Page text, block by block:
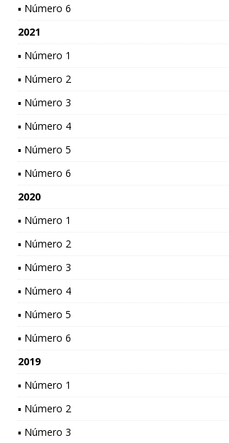
▪ Número 6
2021
▪ Número 1
▪ Número 2
▪ Número 3
▪ Número 4
▪ Número 5
▪ Número 6
2020
▪ Número 1
▪ Número 2
▪ Número 3
▪ Número 4
▪ Número 5
▪ Número 6
2019
▪ Número 1
▪ Número 2
▪ Número 3